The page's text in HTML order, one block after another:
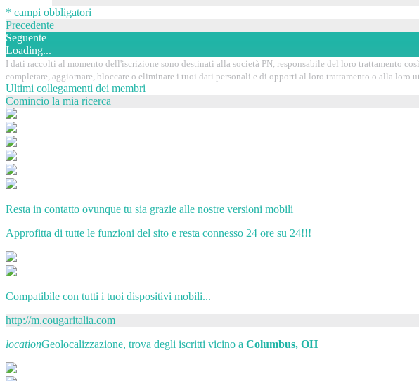
* campi obbligatori
Precedente
Seguente
Loading...
I dati raccolti al momento dell'iscrizione sono destinati alla società PN, responsabile del loro trattamento
completare, aggiornare, bloccare o eliminare i tuoi dati personali e di opporti al loro trattamento o alla
Ultimi collegamenti dei membri
Comincio la mia ricerca
Resta in contatto ovunque tu sia grazie alle nostre versioni mobili
Approfitta di tutte le funzioni del sito e resta connesso 24 ore su 24!!!
Compatibile con tutti i tuoi dispositivi mobili...
http://m.cougaritalia.com
locationGeolocalizzazione, trova degli iscritti vicino a Columbus, OH